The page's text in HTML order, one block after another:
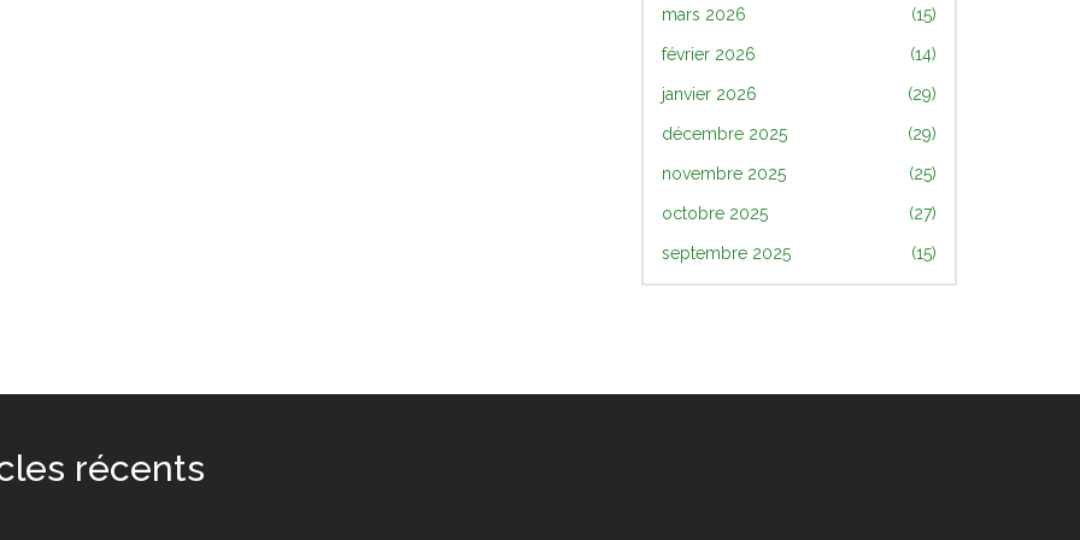
mars 2026 (15)
février 2026 (14)
janvier 2026 (29)
décembre 2025 (29)
novembre 2025 (25)
octobre 2025 (27)
septembre 2025 (15)
récents